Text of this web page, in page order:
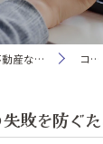
宮崎県都城市の不動産ならまるさ住宅株式会社 コラム
敗を防ぐ